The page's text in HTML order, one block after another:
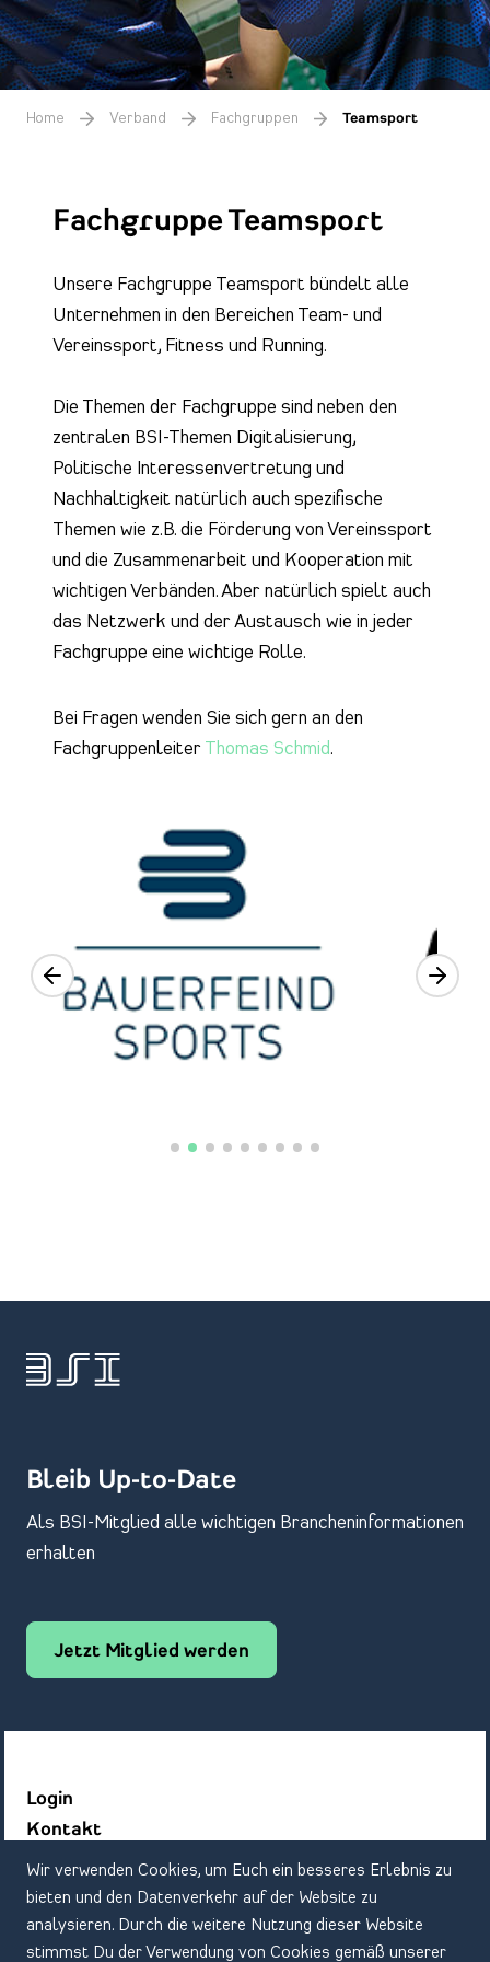
Home Verband Fachgruppen Teamsport
Fachgruppe Teamsport
Unsere Fachgruppe Teamsport bündelt alle
Unternehmen in den Bereichen Team- und
Vereinssport, Fitness und Running.
Die Themen der Fachgruppe sind neben den
zentralen BSI-Themen Digitalisierung,
Politische Interessenvertretung und
Nachhaltigkeit natürlich auch spezifische
Themen wie z.B. die Förderung von Vereinssport
und die Zusammenarbeit und Kooperation mit
wichtigen Verbänden. Aber natürlich spielt auch
das Netzwerk und der Austausch wie in jeder
Fachgruppe eine wichtige Rolle.
Bei Fragen wenden Sie sich gern an den
Fachgruppenleiter Thomas Schmid.
Bleib Up-to-Date
Als BSI-Mitglied alle wichtigen Brancheninformationen
erhalten
Jetzt Mitglied werden
Login
Kontakt
Datenschutz
Impressum
Wir verwenden Cookies, um Euch ein besseres Erlebnis zu
bieten und den Datenverkehr auf der Website zu
analysieren. Durch die weitere Nutzung dieser Website
stimmst Du der Verwendung von Cookies gemäß unserer